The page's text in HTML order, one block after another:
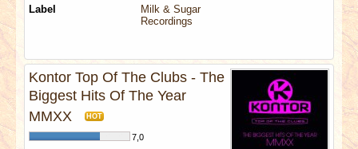
Label
Milk & Sugar
Recordings
Kontor Top Of The Clubs - The
Biggest Hits Of The Year
MMXX
HOT
7,0